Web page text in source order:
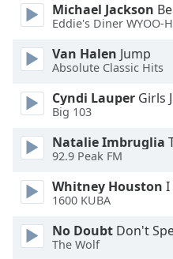
Font
Style
Font
Family
Michael Jackson
Eddie's Diner WYOO-
Van Halen Jump
Absolute Classic Hits
Cyndi Lauper Girls
Big 103
Natalie Imbruglia
92.9 Peak FM
Whitney Houston I
1600 KUBA
No Doubt Don't
The Wolf